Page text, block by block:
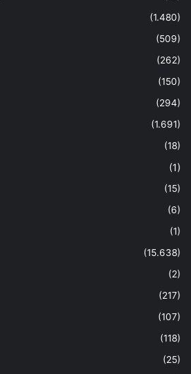
(1.480)
(509)
(262)
(150)
(294)
(1.691)
(18)
(1)
(15)
(6)
(1)
(15.638)
(2)
(217)
(107)
(118)
(25)